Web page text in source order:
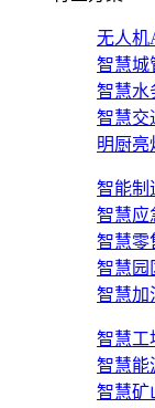
无人机
智慧城
智慧水
智慧交
明厨亮
智能制
智慧应
智慧零
智慧园
智慧加
智慧工
智慧能
智慧矿